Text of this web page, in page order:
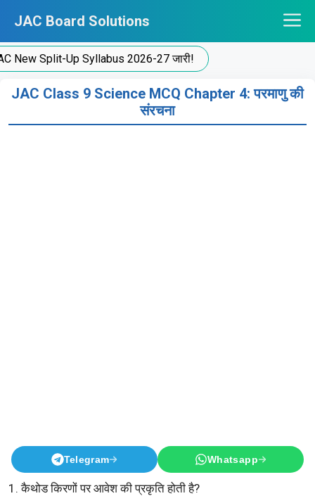
content
JAC Board Solutions
Split-Up Syllabus 2026-27 जारी!
JAC Class 9 Science MCQ Chapter 4: परमाणु की
संरचना
Telegram Whatsapp
1. कैथोड किरणों पर आवेश की प्रकृति होती है?